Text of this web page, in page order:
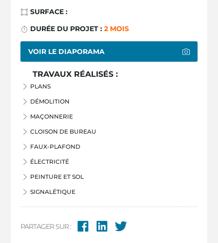
SURFACE :
DURÉE DU PROJET :2 MOIS
VOIR LE DIAPORAMA
TRAVAUX RÉALISÉS :
PLANS
DÉMOLITION
MAÇONNERIE
CLOISON DE BUREAU
FAUX-PLAFOND
ÉLECTRICITÉ
PEINTURE ET SOL
SIGNALÉTIQUE
PARTAGER SUR :